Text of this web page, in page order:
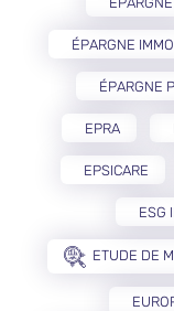
ÉPARGNE
ÉPARGNE
EPRA
EPSICARE
ESG
ETUDE DE